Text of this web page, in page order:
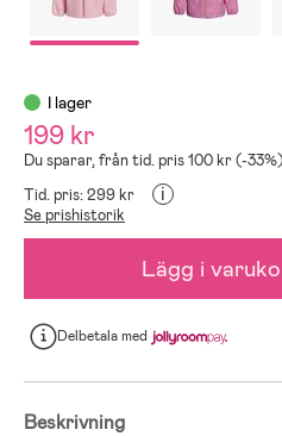
I lager
199 kr
Du sparar, från tid. pris 100 kr (-33%)
Tid. pris: 299 kr
i
Se prishistorik
Lägg i
Delbetalamed
Beskrivning